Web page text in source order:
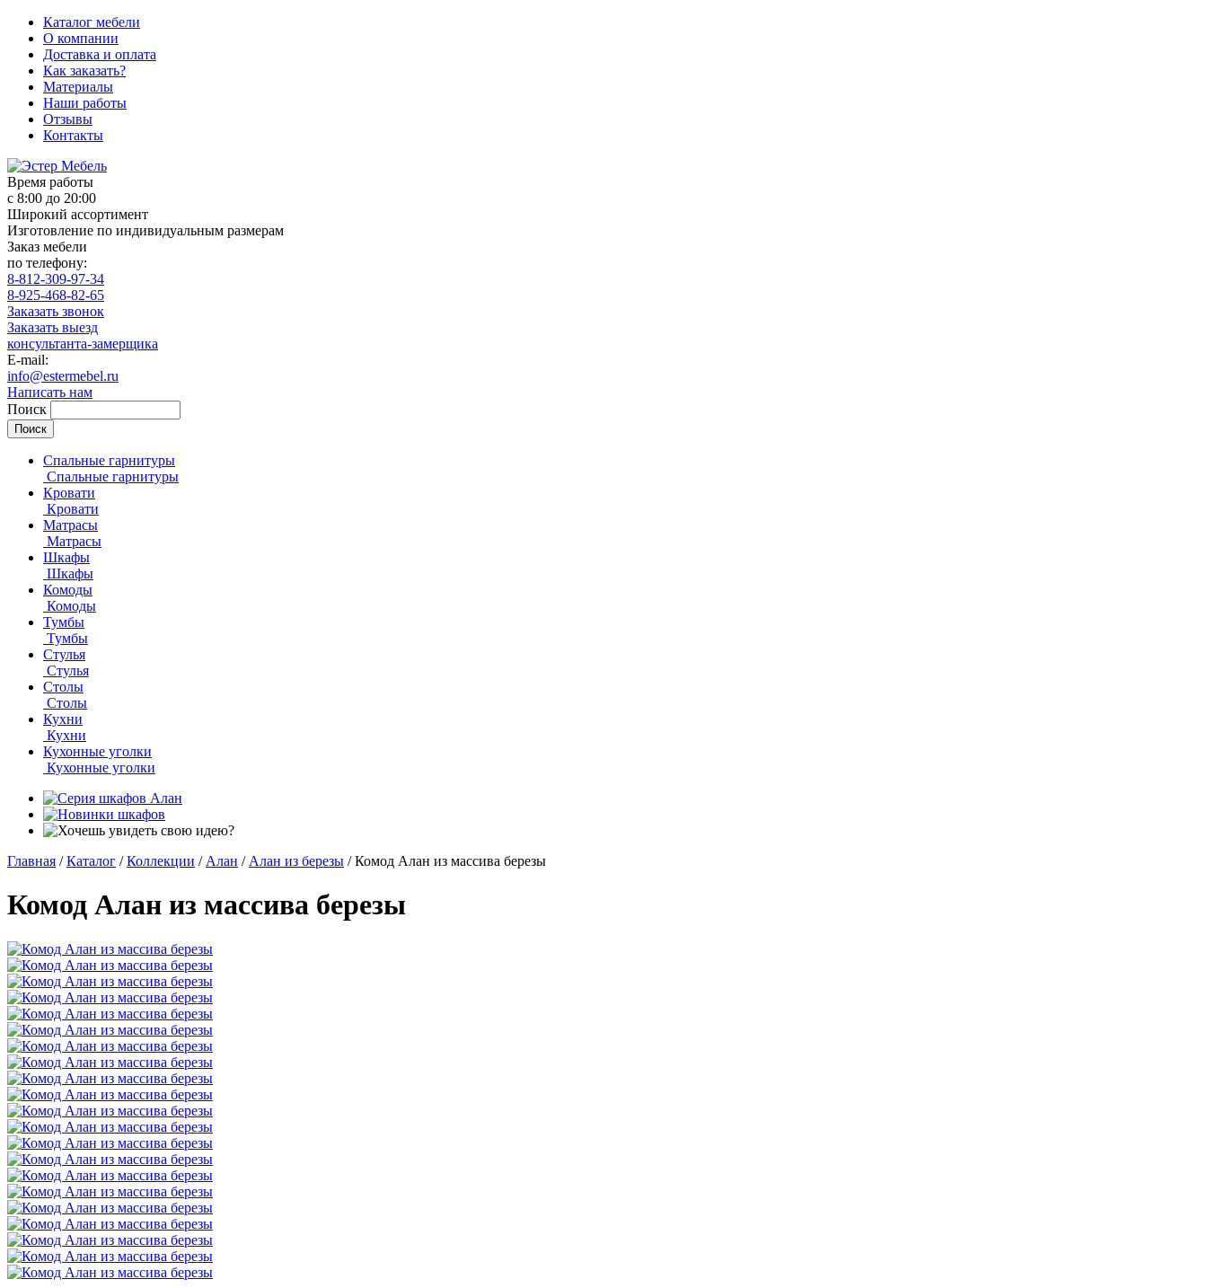
Каталог мебели
О компании
Доставка и оплата
Как заказать?
Материалы
Наши работы
Отзывы
Контакты
Время работы
с 8:00 до 20:00
Широкий ассортимент
Изготовление по индивидуальным размерам
Заказ мебели
по телефону:
8-812-309-97-34
8-925-468-82-65
Заказать звонок
Заказать выезд
консультанта-замерщика
E-mail:
info@estermebel.ru
Написать нам
Поиск
Спальные гарнитуры
Спальные гарнитуры
Кровати
Кровати
Матрасы
Матрасы
Шкафы
Шкафы
Комоды
Комоды
Тумбы
Тумбы
Стулья
Стулья
Столы
Столы
Кухни
Кухни
Кухонные уголки
Кухонные уголки
Главная / Каталог / Коллекции / Алан / Алан из березы / Комод Алан из массива березы
Комод Алан из массива березы